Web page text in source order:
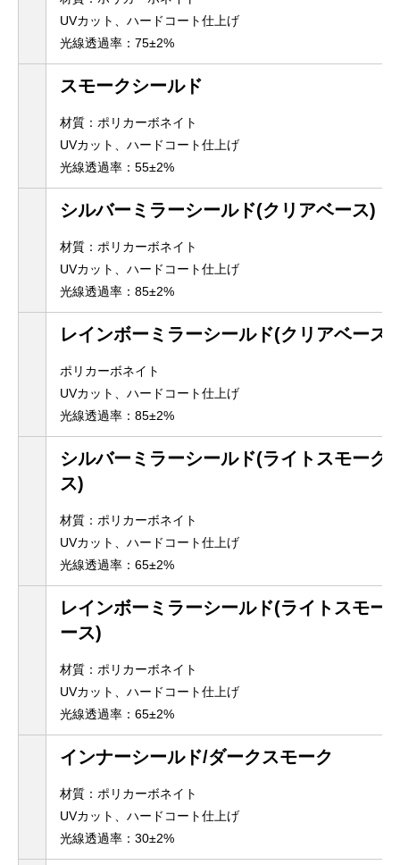
UVカット、ハードコート仕上げ
光線透過率：75±2%
スモークシールド
材質：ポリカーボネイト
UVカット、ハードコート仕上げ
光線透過率：55±2%
シルバーミラーシールド(クリアベース)
材質：ポリカーボネイト
UVカット、ハードコート仕上げ
光線透過率：85±2%
レインボーミラーシールド(クリアベース)
ポリカーボネイト
UVカット、ハードコート仕上げ
光線透過率：85±2%
シルバーミラーシールド(ライトスモーク
ス)
材質：ポリカーボネイト
UVカット、ハードコート仕上げ
光線透過率：65±2%
レインボーミラーシールド(ライトスモー
ース)
材質：ポリカーボネイト
UVカット、ハードコート仕上げ
光線透過率：65±2%
インナーシールド/ダークスモーク
材質：ポリカーボネイト
UVカット、ハードコート仕上げ
光線透過率：30±2%